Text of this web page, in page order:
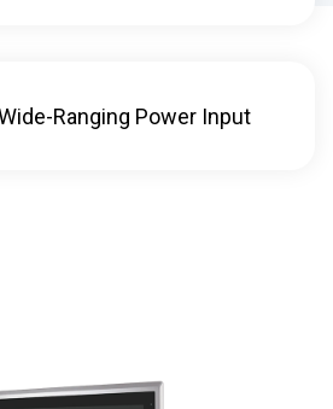
Ranging Power Input